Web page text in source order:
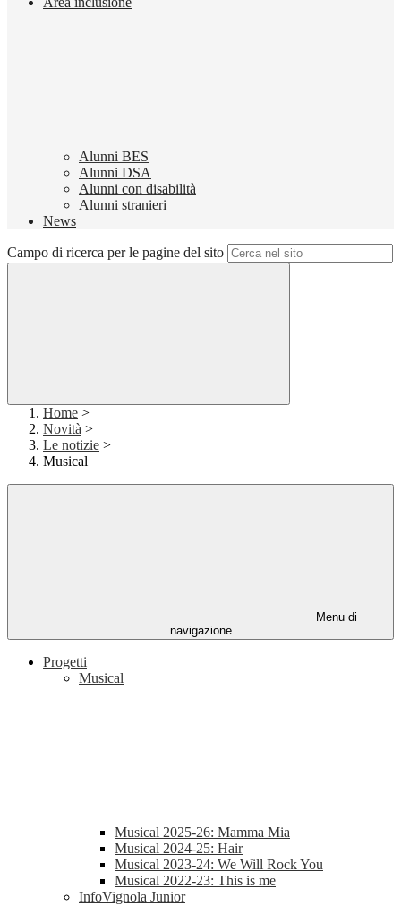
Alunni BES
Alunni DSA
Alunni con disabilità
Alunni stranieri
News
Campo di ricerca per le pagine del sito
Home >
Novità >
Le notizie >
Musical
Menu di
navigazione
Progetti
Musical
Musical 2025-26: Mamma Mia
Musical 2024-25: Hair
Musical 2023-24: We Will Rock You
Musical 2022-23: This is me
InfoVignola Junior